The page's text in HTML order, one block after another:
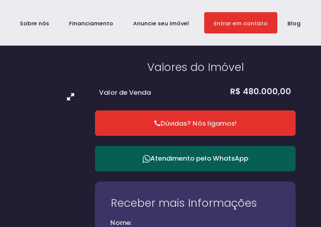
Blog
Entrar em contato
Anuncie seu imóvel
Financiamento
Sobre nós
Valores do Imóvel
R$ 480.000,00
Valor de Venda
Dúvidas? Nós ligamos!
Atendimento peloWhatsApp
Receber mais Informações
Nome: